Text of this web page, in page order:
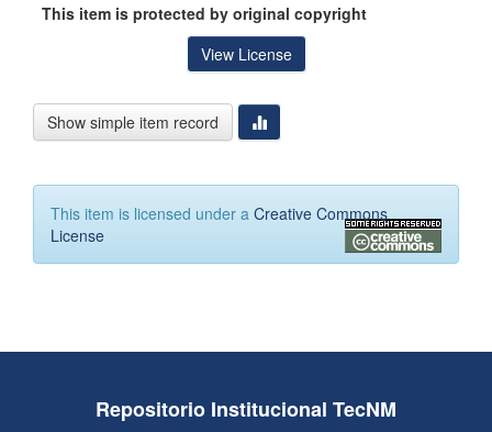
This item is protected by original copyright
View License
Show simple item record
This item is licensed under a Creative Commons
License
Repositorio Institucional TecNM